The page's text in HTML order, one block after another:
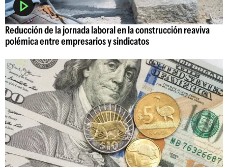
Reducción de la jornada laboral en la construcción reaviva
polémica entre empresarios y sindicatos